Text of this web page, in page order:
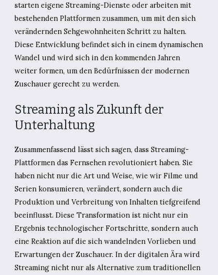
starten eigene Streaming-Dienste oder arbeiten mit
bestehenden Plattformen zusammen, um mit den sich
verändernden Sehgewohnheiten Schritt zu halten.
Diese Entwicklung befindet sich in einem dynamischen
Wandel und wird sich in den kommenden Jahren
weiter formen, um den Bedürfnissen der modernen
Zuschauer gerecht zu werden.
Streaming als Zukunft der
Unterhaltung
Zusammenfassend lässt sich sagen, dass Streaming-
Plattformen das Fernsehen revolutioniert haben. Sie
haben nicht nur die Art und Weise, wie wir Filme und
Serien konsumieren, verändert, sondern auch die
Produktion und Verbreitung von Inhalten tiefgreifend
beeinflusst. Diese Transformation ist nicht nur ein
Ergebnis technologischer Fortschritte, sondern auch
eine Reaktion auf die sich wandelnden Vorlieben und
Erwartungen der Zuschauer. In der digitalen Ära wird
Streaming nicht nur als Alternative zum traditionellen